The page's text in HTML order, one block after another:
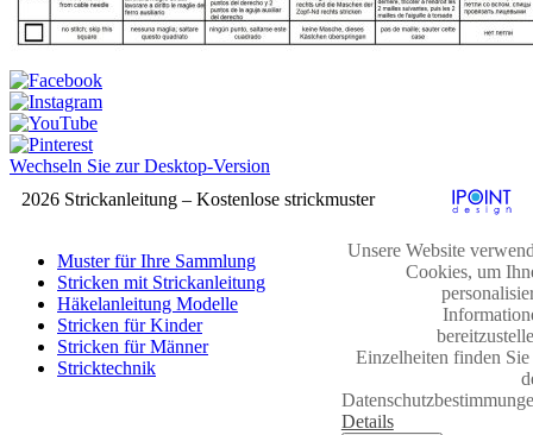
Wechseln Sie zur Desktop-Version
2026 Strickanleitung – Kostenlose strickmuster
Muster für Ihre Sammlung
Stricken mit Strickanleitung
Häkelanleitung Modelle
Stricken für Kinder
Stricken für Männer
Stricktechnik
Unsere Website
Cookies, um
Einzelheiten finden
Details